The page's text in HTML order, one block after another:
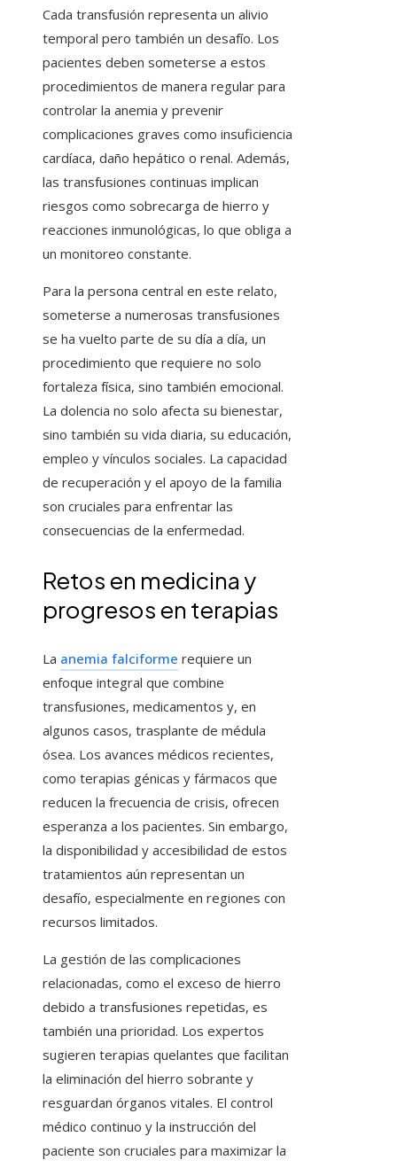
Cada transfusión representa un alivio
temporal pero también un desafío. Los
pacientes deben someterse a estos
procedimientos de manera regular para
controlar la anemia y prevenir
complicaciones graves como insuficiencia
cardíaca, daño hepático o renal. Además,
las transfusiones continuas implican
riesgos como sobrecarga de hierro y
reacciones inmunológicas, lo que obliga a
un monitoreo constante.
Para la persona central en este relato,
someterse a numerosas transfusiones
se ha vuelto parte de su día a día, un
procedimiento que requiere no solo
fortaleza física, sino también emocional.
La dolencia no solo afecta su bienestar,
sino también su vida diaria, su educación,
empleo y vínculos sociales. La capacidad
de recuperación y el apoyo de la familia
son cruciales para enfrentar las
consecuencias de la enfermedad.
Retos en medicina y
progresos en terapias
La anemia falciforme requiere un
enfoque integral que combine
transfusiones, medicamentos y, en
algunos casos, trasplante de médula
ósea. Los avances médicos recientes,
como terapias génicas y fármacos que
reducen la frecuencia de crisis, ofrecen
esperanza a los pacientes. Sin embargo,
la disponibilidad y accesibilidad de estos
tratamientos aún representan un
desafío, especialmente en regiones con
recursos limitados.
La gestión de las complicaciones
relacionadas, como el exceso de hierro
debido a transfusiones repetidas, es
también una prioridad. Los expertos
sugieren terapias quelantes que facilitan
la eliminación del hierro sobrante y
resguardan órganos vitales. El control
médico continuo y la instrucción del
paciente son cruciales para maximizar la